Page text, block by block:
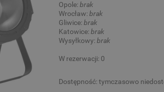
Opole:brak
Wrocław:brak
Gliwice:brak
Katowice:brak
Wysyłkowy:brak
W rezerwacji: 0
Dostępność: tymczasowo